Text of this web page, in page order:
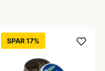
SPAR 17%